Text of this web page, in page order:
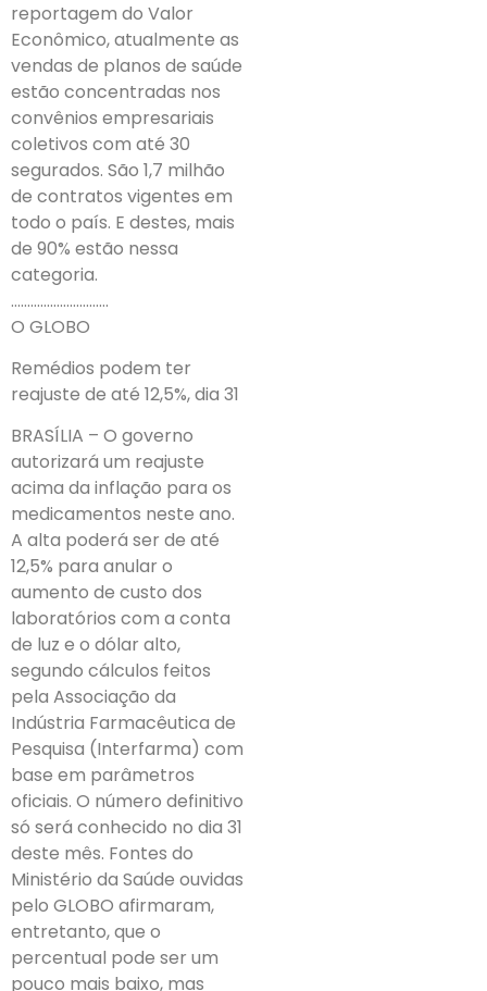
reportagem do Valor
Econômico, atualmente as
vendas de planos de saúde
estão concentradas nos
convênios empresariais
coletivos com até 30
segurados. São 1,7 milhão
de contratos vigentes em
todo o país. E destes, mais
de 90% estão nessa
categoria.
…………………………
O GLOBO
Remédios podem ter
reajuste de até 12,5%, dia 31
BRASÍLIA – O governo
autorizará um reajuste
acima da inflação para os
medicamentos neste ano.
A alta poderá ser de até
12,5% para anular o
aumento de custo dos
laboratórios com a conta
de luz e o dólar alto,
segundo cálculos feitos
pela Associação da
Indústria Farmacêutica de
Pesquisa (Interfarma) com
base em parâmetros
oficiais. O número definitivo
só será conhecido no dia 31
deste mês. Fontes do
Ministério da Saúde ouvidas
pelo GLOBO afirmaram,
entretanto, que o
percentual pode ser um
pouco mais baixo, mas